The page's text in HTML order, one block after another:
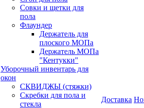
Совки и щетки для
пола
Флаундер
Держатель для
плоского МОПа
Держатель МОПа
"Кентукки"
Уборочный инвентарь для
окон
СКВИДЖЫ (стяжки)
Скребки для пола и
стекла
Доставка